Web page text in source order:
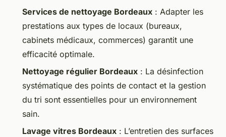
Services de nettoyage Bordeaux : Adapter les
prestations aux types de locaux (bureaux,
cabinets médicaux, commerces) garantit une
efficacité optimale.
Nettoyage régulier Bordeaux : La désinfection
systématique des points de contact et la gestion
du tri sont essentielles pour un environnement
sain.
Lavage vitres Bordeaux : L’entretien des surfaces